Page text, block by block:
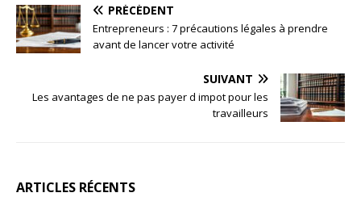
PRÉCÉDENT
Entrepreneurs : 7 précautions légales à prendre
avant de lancer votre activité
SUIVANT
Les avantages de ne pas payer d impot pour les
travailleurs
ARTICLES RÉCENTS